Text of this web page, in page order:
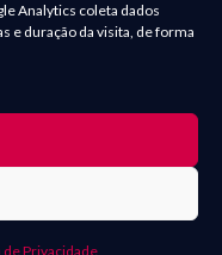
Analytics coleta dados
e duração da visita, de forma
de Privacidade
imagens de filmes,
marcas registradas e seus
| Copyright ©